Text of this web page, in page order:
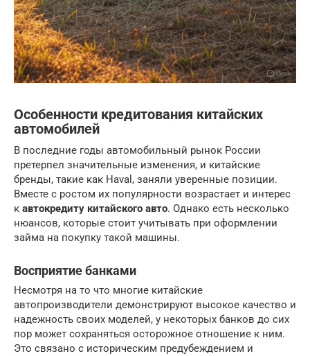
Особенности кредитования китайских
автомобилей
В последние годы автомобильный рынок России
претерпел значительные изменения, и китайские
бренды, такие как Haval, заняли уверенные позиции.
Вместе с ростом их популярности возрастает и интерес
к автокредиту китайского авто. Однако есть несколько
нюансов, которые стоит учитывать при оформлении
займа на покупку такой машины.
Восприятие банками
Несмотря на то что многие китайские
автопроизводители демонстрируют высокое качество и
надежность своих моделей, у некоторых банков до сих
пор может сохраняться осторожное отношение к ним.
Это связано с историческим предубеждением и